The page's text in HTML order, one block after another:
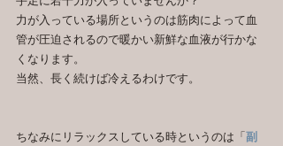
力が入っている場所というのは筋肉によって血
管が圧迫されるので暖かい新鮮な血液が行かな
くなります。
当然、長く続けば冷えるわけです。
ちなみにリラックスしている時というのは「 副